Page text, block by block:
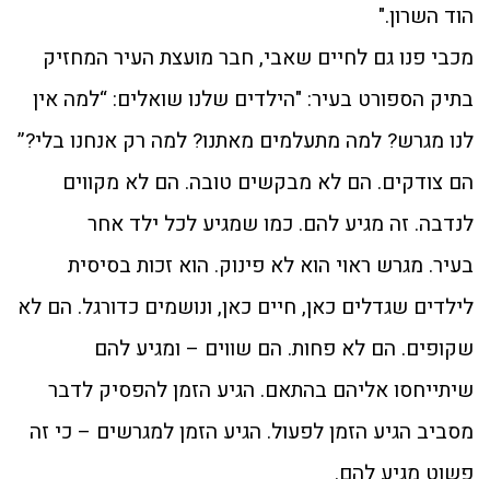
הוד השרון."
מכבי פנו גם לחיים שאבי, חבר מועצת העיר המחזיק
בתיק הספורט בעיר: "הילדים שלנו שואלים: “למה אין
לנו מגרש? למה מתעלמים מאתנו? למה רק אנחנו בלי?”
הם צודקים. הם לא מבקשים טובה. הם לא מקווים
לנדבה. זה מגיע להם. כמו שמגיע לכל ילד אחר
בעיר. מגרש ראוי הוא לא פינוק. הוא זכות בסיסית
לילדים שגדלים כאן, חיים כאן, ונושמים כדורגל. הם לא
שקופים. הם לא פחות. הם שווים – ומגיע להם
שיתייחסו אליהם בהתאם. הגיע הזמן להפסיק לדבר
מסביב הגיע הזמן לפעול. הגיע הזמן למגרשים – כי זה